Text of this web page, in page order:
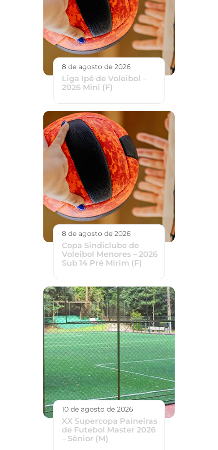
8 de agosto de 2026
Liga Ipê de Voleibol –
2026 Mini (F)
8 de agosto de 2026
Copa Sindiclube de
Voleibol Menores – 2026
Sub 14 Pré Mirim (F)
10 de agosto de 2026
XX Supercopa Paineiras
de Futebol Master 2026
– Sênior (M)